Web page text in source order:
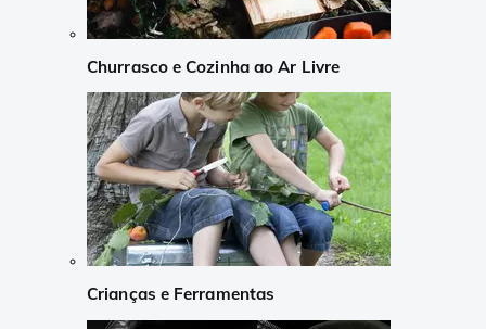
Churrasco e Cozinha ao Ar Livre
Crianças e Ferramentas